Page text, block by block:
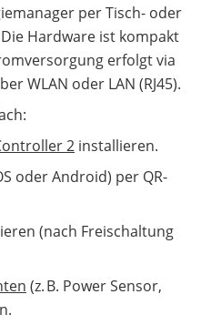
per Tisch- oder
Hardware ist kompakt
erfolgt via
WLAN oder LAN (RJ45).
2 installieren.
oder Android) per QR-
(nach Freischaltung
(z.B. Power Sensor,